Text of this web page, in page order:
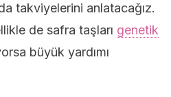
takviyelerini anlatacağız.
de safra taşları genetik
büyük yardımı